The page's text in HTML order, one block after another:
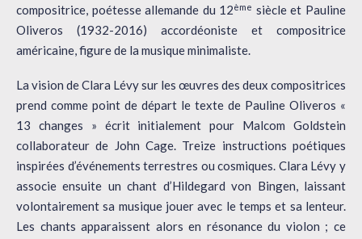
compositrice, poétesse allemande du 12ème siècle et Pauline
Oliveros (1932-2016) accordéoniste et compositrice
américaine, figure de la musique minimaliste.
La vision de Clara Lévy sur les œuvres des deux compositrices
prend comme point de départ le texte de Pauline Oliveros «
13 changes » écrit initialement pour Malcom Goldstein
collaborateur de John Cage. Treize instructions poétiques
inspirées d’événements terrestres ou cosmiques. Clara Lévy y
associe ensuite un chant d’Hildegard von Bingen, laissant
volontairement sa musique jouer avec le temps et sa lenteur.
Les chants apparaissent alors en résonance du violon ; ce